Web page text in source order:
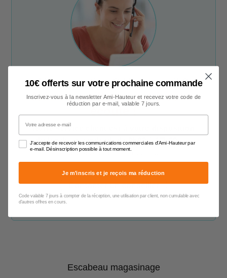
Une question ? Un conseil ?
Nos conseillers sont à votre
écoute !
Notre service client est à votre disposition
du lundi au vendredi de 9h00 à 17h00par
téléphone, e-mail et chat.
Contacter un conseiller
Escabeau magasinage
10€ offerts sur votre prochaine commande
Inscrivez-vous à la newsletter Ami-Hauteur et recevez votre code de
réduction par e-mail, valable 7 jours.
Votre adresse e-mail
J'accepte de recevoir les communications commerciales d'Ami-Hauteur par
e-mail. Désinscription possible à tout moment.
Je m'inscris et je reçois ma réduction
Code valable 7 jours à compter de la réception, une utilisation par client, non cumulable avec
d'autres offres en cours.